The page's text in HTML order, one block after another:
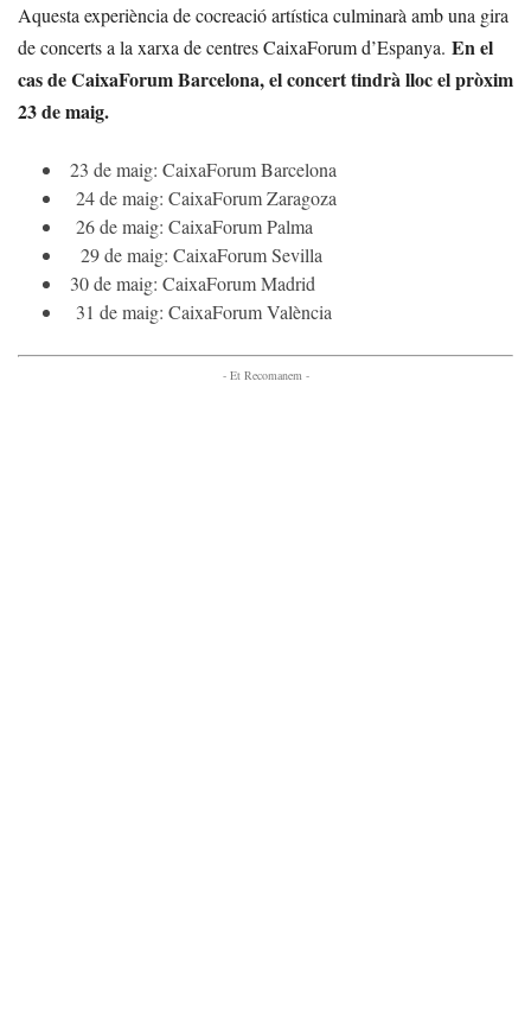
Aquesta experiència de cocreació artística culminarà amb una gira
de concerts a la xarxa de centres CaixaForum d’Espanya. En el
cas de CaixaForum Barcelona, el concert tindrà lloc el pròxim
23 de maig.
23 de maig: CaixaForum Barcelona
24 de maig: CaixaForum Zaragoza
26 de maig: CaixaForum Palma
29 de maig: CaixaForum Sevilla
30 de maig: CaixaForum Madrid
31 de maig: CaixaForum València
- Et Recomanem -